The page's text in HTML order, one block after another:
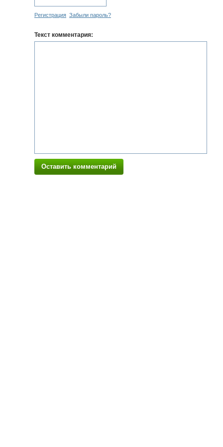
Регистрация Забыли пароль?
Текст комментария:
Оставить комментарий